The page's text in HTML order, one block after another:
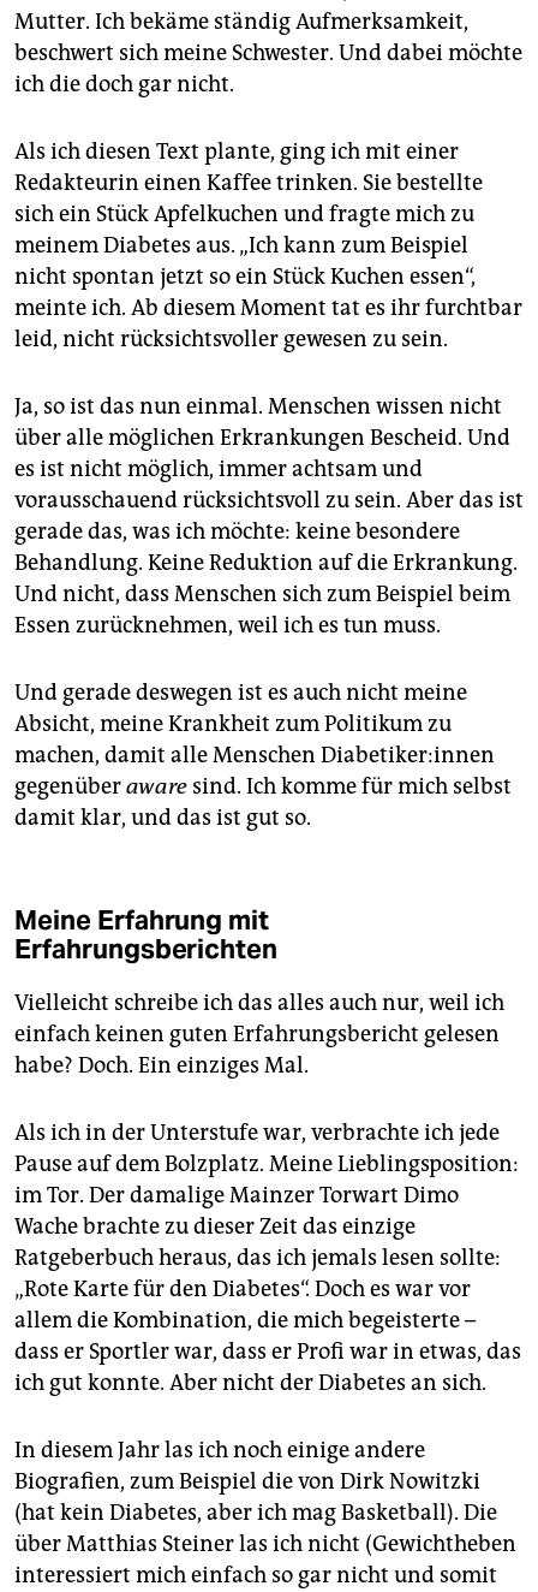
Mutter. Ich bekäme ständig Aufmerksamkeit,
beschwert sich meine Schwester. Und dabei möchte
ich die doch gar nicht.
Als ich diesen Text plante, ging ich mit einer
Redakteurin einen Kaffee trinken. Sie bestellte
sich ein Stück Apfelkuchen und fragte mich zu
meinem Diabetes aus. „Ich kann zum Beispiel
nicht spontan jetzt so ein Stück Kuchen essen“,
meinte ich. Ab diesem Moment tat es ihr furchtbar
leid, nicht rücksichtsvoller gewesen zu sein.
Ja, so ist das nun einmal. Menschen wissen nicht
über alle möglichen Erkrankungen Bescheid. Und
es ist nicht möglich, immer achtsam und
vorausschauend rücksichtsvoll zu sein. Aber das ist
gerade das, was ich möchte: keine besondere
Behandlung. Keine Reduktion auf die Erkrankung.
Und nicht, dass Menschen sich zum Beispiel beim
Essen zurücknehmen, weil ich es tun muss.
Und gerade deswegen ist es auch nicht meine
Absicht, meine Krankheit zum Politikum zu
machen, damit alle Menschen Dia­be­ti­ke­r:in­nen
gegenüberaware sind. Ich komme für mich selbst
damit klar, und das ist gut so.
Meine Erfahrung mit
Erfahrungsberichten
Vielleicht schreibe ich das alles auch nur, weil ich
einfach keinen guten Erfahrungsbericht gelesen
habe? Doch. Ein einziges Mal.
Als ich in der Unterstufe war, verbrachte ich jede
Pause auf dem Bolzplatz. Meine Lieblingsposition:
im Tor. Der damalige Mainzer Torwart Dimo
Wache brachte zu dieser Zeit das einzige
Ratgeberbuch heraus, das ich jemals lesen sollte:
„Rote Karte für den Diabetes“. Doch es war vor
allem die Kombination, die mich begeisterte –
dass er Sportler war, dass er Profi war in etwas, das
ich gut konnte. Aber nicht der Diabetes an sich.
In diesem Jahr las ich noch einige andere
Biografien, zum Beispiel die von Dirk Nowitzki
(hat kein Dia­betes, aber ich mag Basketball). Die
über Matthias Steiner las ich nicht (Gewichtheben
interessiert mich einfach so gar nicht und somit